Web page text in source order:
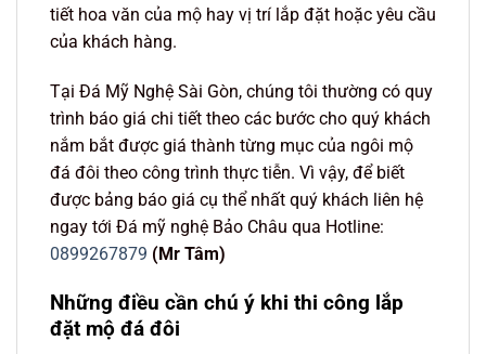
tiết hoa văn của mộ hay vị trí lắp đặt hoặc yêu cầu
của khách hàng.
Tại Đá Mỹ Nghệ Sài Gòn, chúng tôi thường có quy
trình báo giá chi tiết theo các bước cho quý khách
nắm bắt được giá thành từng mục của ngôi mộ
đá đôi theo công trình thực tiễn. Vì vậy, để biết
được bảng báo giá cụ thể nhất quý khách liên hệ
ngay tới Đá mỹ nghệ Bảo Châu qua Hotline:
0899267879 (Mr Tâm)
Những điều cần chú ý khi thi công lắp
đặt mộ đá đôi